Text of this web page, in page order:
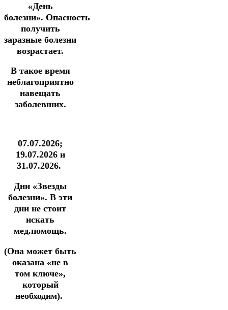
«День
болезни». Опасность
получить
заразные болезни
возрастает.
В такое время
неблагоприятно
навещать
заболевших.
07.07.2026;
19.07.2026 и
31.07.2026.
Дни «Звезды
болезни». В эти
дни не стоит
искать
мед.помощь.
(Она может быть
оказана «не в
том ключе»,
который
необходим).